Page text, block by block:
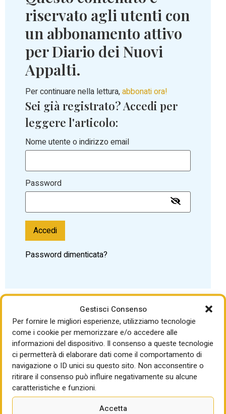
Gestisci Consenso
Per fornire le migliori esperienze, utilizziamo tecnologie
come i cookie per memorizzare e/o accedere alle
informazioni del dispositivo. Il consenso a queste tecnologie
ci permetterà di elaborare dati come il comportamento di
navigazione o ID unici su questo sito. Non acconsentire o
ritirare il consenso può influire negativamente su alcune
caratteristiche e funzioni.
Accetta
riservato agli utenti con
un abbonamento attivo
per Diario dei Nuovi
Appalti.
Per continuare nella lettura,abbonati ora!
Sei già registrato? Accedi per
leggere l'articolo:
Nome utente o indirizzo email
Password
Accedi
Password dimenticata?
LEGGI ANCHE
DIARIO DEI NUOVI APPALTI
Dal dialogo al reato: la Cassazione frena la
rilevanza penale delle interlocuzioni nel
PPP
di Gabriella Sparano